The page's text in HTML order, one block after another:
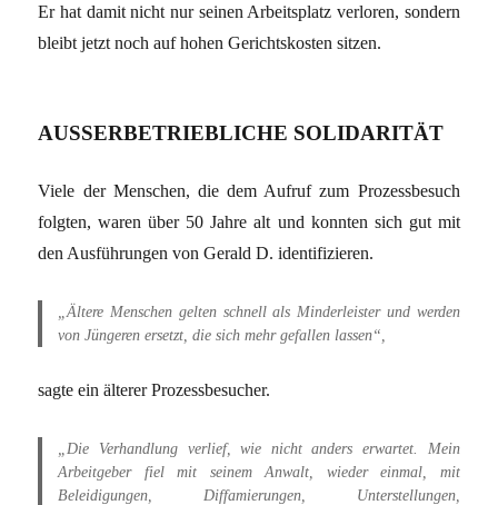
Er hat damit nicht nur seinen Arbeitsplatz verloren, sondern
bleibt jetzt noch auf hohen Gerichtskosten sitzen.
AUSSERBETRIEBLICHE SOLIDARITÄT
Viele der Menschen, die dem Aufruf zum Prozessbesuch
folgten, waren über 50 Jahre alt und konnten sich gut mit
den Ausführungen von Gerald D. identifizieren.
„Ältere Menschen gelten schnell als Minderleister und werden
von Jüngeren ersetzt, die sich mehr gefallen lassen“,
sagte ein älterer Prozessbesucher.
„Die Verhandlung verlief, wie nicht anders erwartet. Mein
Arbeitgeber fiel mit seinem Anwalt, wieder einmal, mit
Beleidigungen, Diffamierungen, Unterstellungen,